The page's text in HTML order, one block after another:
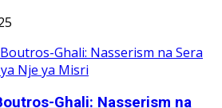
Ghali: Nasserism na